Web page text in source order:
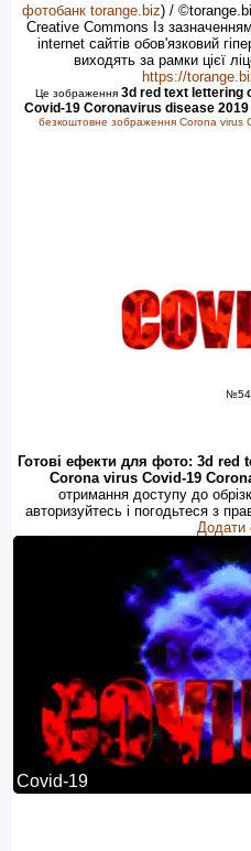
фотобанк torange.biz) /
Creative Commons Із
internet сайтів обов'язковий
виходять за рамки цієї
https://
Це зображення 3d red text lettering
Covid-19 Coronavirus disease 2019
безкоштовне зображення Corona virus
Готові ефекти для фото: 3d
Corona virus Covid-19
отримання доступу до
авторизуйтесь і погодьтеся з
Додати
Covid-19